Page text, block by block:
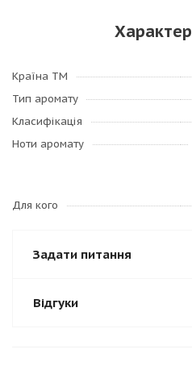
Країна ТМ
Тип аромату
Класифікація
Ноти аромату
Для кого
Задати питання
Відгуки